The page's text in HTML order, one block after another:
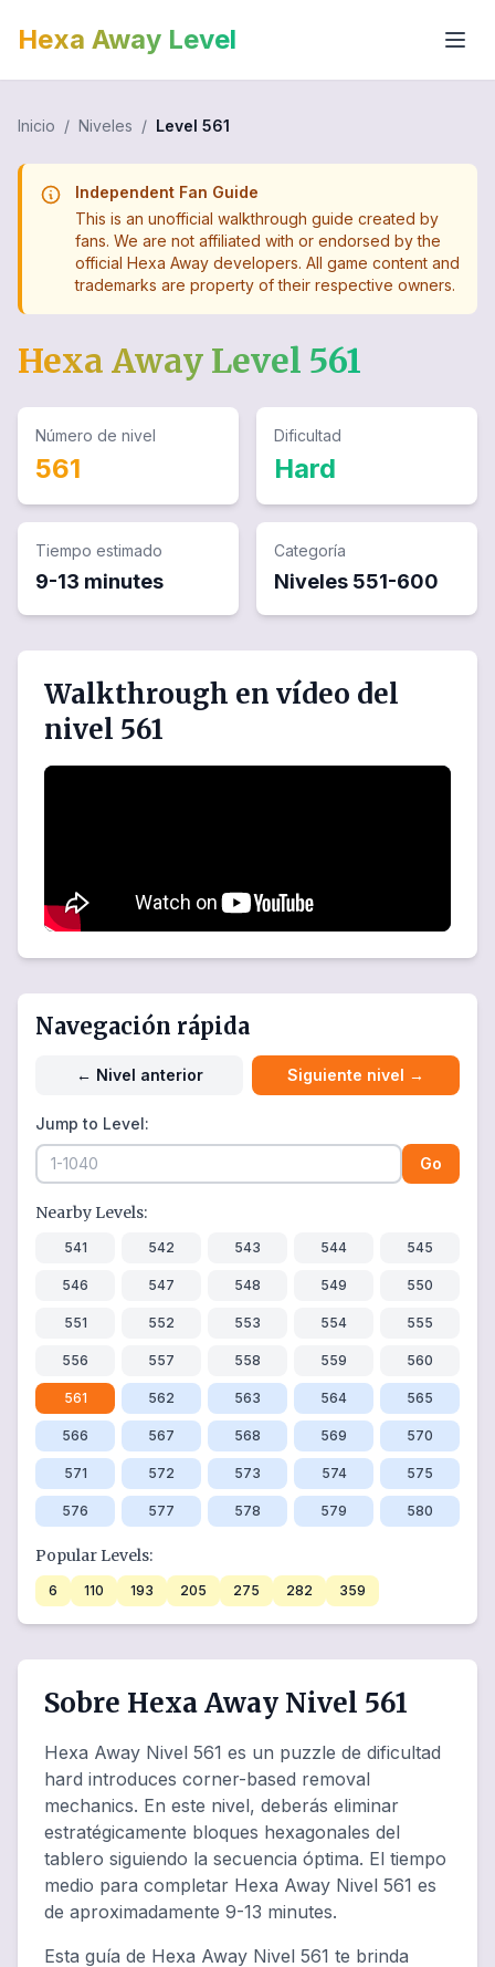
Hexa Away Level
Inicio / Niveles / Level 561
Independent Fan Guide
This is an unofficial walkthrough guide created by
fans. We are not affiliated with or endorsed by the
official Hexa Away developers. All game content and
trademarks are property of their respective owners.
Hexa Away Level 561
Número de nivel
561
Dificultad
Hard
Tiempo estimado
9-13 minutes
Categoría
Niveles 551-600
Walkthrough en vídeo del
nivel 561
Navegación rápida
← Nivel anterior Siguiente nivel →
Jump to Level:
Go
Nearby Levels:
541 542 543 544 545
546 547 548 549 550
551 552 553 554 555
556 557 558 559 560
561 562 563 564 565
566 567 568 569 570
571 572 573 574 575
576 577 578 579 580
Popular Levels:
6 110 193 205 275 282 359
Sobre Hexa Away Nivel 561
Hexa Away Nivel 561 es un puzzle de dificultad
hard introduces corner-based removal
mechanics. En este nivel, deberás eliminar
estratégicamente bloques hexagonales del
tablero siguiendo la secuencia óptima. El tiempo
medio para completar Hexa Away Nivel 561 es
de aproximadamente 9-13 minutes.
Esta guía de Hexa Away Nivel 561 te brinda